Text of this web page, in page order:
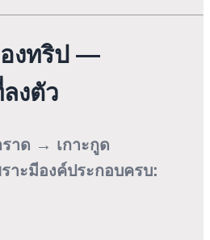
งทริป —
งตัว
าด → เกาะกูด
าะมีองค์ประกอบครบ: